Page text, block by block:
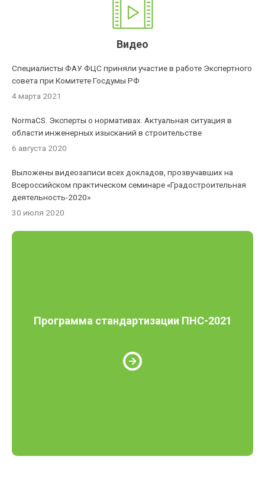
Видео
Специалисты ФАУ ФЦС приняли участие в работе Экспертного
совета при Комитете Госдумы РФ
4 марта 2021
NormaCS. Эксперты о нормативах. Актуальная ситуация в
области инженерных изысканий в строительстве
6 августа 2020
Выложены видеозаписи всех докладов, прозвучавших на
Всероссийском практическом семинаре «Градостроительная
деятельность-2020»
30 июля 2020
Программа стандартизации ПНС-2021